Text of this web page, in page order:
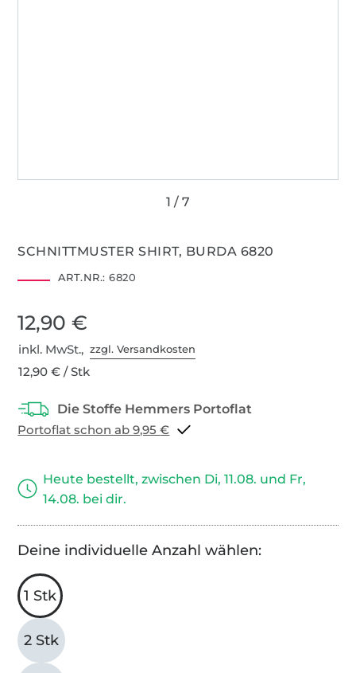
SCHNITTMUSTER SHIRT, BURDA 6820
ART.NR.: 6820
12,90 €
inkl. MwSt.,zzgl. Versandkosten
12,90 € / Stk
Portoflat schon ab 9,95 €
Heute bestellt, zwischen Di, 11.08. und Fr,
14.08. bei dir.
Deine individuelle Anzahl wählen:
1 Stk
2 Stk